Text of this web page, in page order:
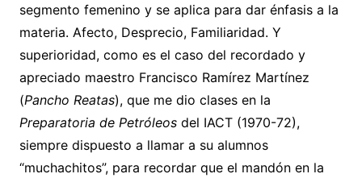
segmento femenino y se aplica para dar énfasis a la
materia. Afecto, Desprecio, Familiaridad. Y
superioridad, como es el caso del recordado y
apreciado maestro Francisco Ramírez Martínez
(Pancho Reatas), que me dio clases en la
Preparatoria de Petróleosdel IACT (1970-72),
siempre dispuesto a llamar a su alumnos
“muchachitos”, para recordar que el mandón en la